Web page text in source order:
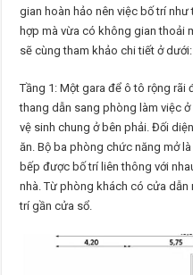
gian hoàn hảo nên việc bố trí
hợp mà vừa có không gian thoải
sẽ cùng tham khảo chi tiết ở dưới:
Tầng 1: Một gara để ô tô rộng rãi
thang dẫn sang phòng làm việc
vệ sinh chung ở bên phải. Đối
ăn. Bộ ba phòng chức năng mở
bếp được bố trí liên thông với
nhà. Từ phòng khách có cửa dẫn
trí gần cửa sổ.